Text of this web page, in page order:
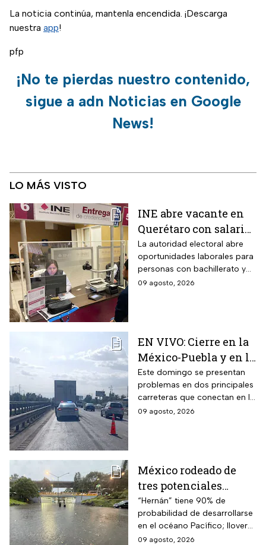
La noticia continúa, mantenla encendida. ¡Descarga
nuestra app!
pfp
¡No te pierdas nuestro contenido,
sigue a adn Noticias en Google
News!
LO MÁS VISTO
INE abre vacante en
Querétaro con salario
de más de 10 mil pesos
y estos son los
requisitos
La autoridad electoral abre
oportunidades laborales para
personas con bachillerato y
un año de atención al público;
09 agosto, 2026
EN VIVO: Cierre en la
México-Puebla y en la
México-Cuernavaca
hoy domingo 9 de
agosto
Este domingo se presentan
problemas en dos principales
carreteras que conectan en la
Ciudad de México (CDMX); te
09 agosto, 2026
México rodeado de
tres potenciales
ciclones; “Hernán” se
coloca en el mapa del
Pacífico
“Hernán” tiene 90% de
probabilidad de desarrollarse
en el océano Pacífico; lloverá
muy fuerte en cuatro estados
09 agosto, 2026